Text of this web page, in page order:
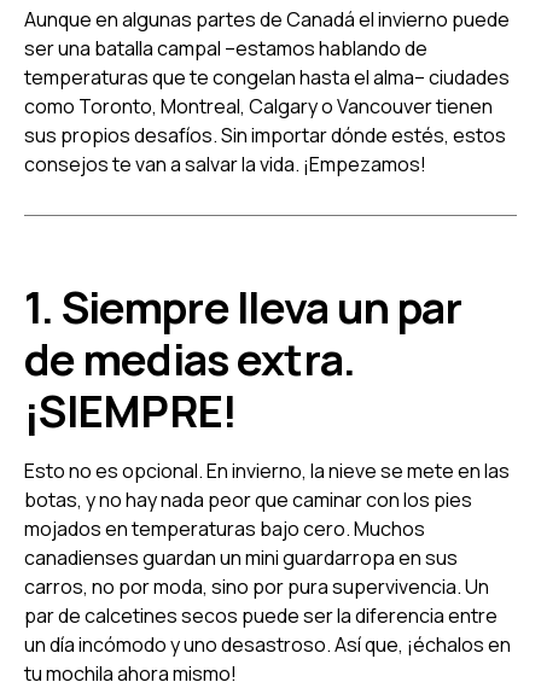
Aunque en algunas partes de Canadá el invierno puede
ser una batalla campal –estamos hablando de
temperaturas que te congelan hasta el alma– ciudades
como Toronto, Montreal, Calgary o Vancouver tienen
sus propios desafíos. Sin importar dónde estés, estos
consejos te van a salvar la vida. ¡Empezamos!
1. Siempre lleva un par
de medias extra.
¡SIEMPRE!
Esto no es opcional. En invierno, la nieve se mete en las
botas, y no hay nada peor que caminar con los pies
mojados en temperaturas bajo cero. Muchos
canadienses guardan un mini guardarropa en sus
carros, no por moda, sino por pura supervivencia. Un
par de calcetines secos puede ser la diferencia entre
un día incómodo y uno desastroso. Así que, ¡échalos en
tu mochila ahora mismo!